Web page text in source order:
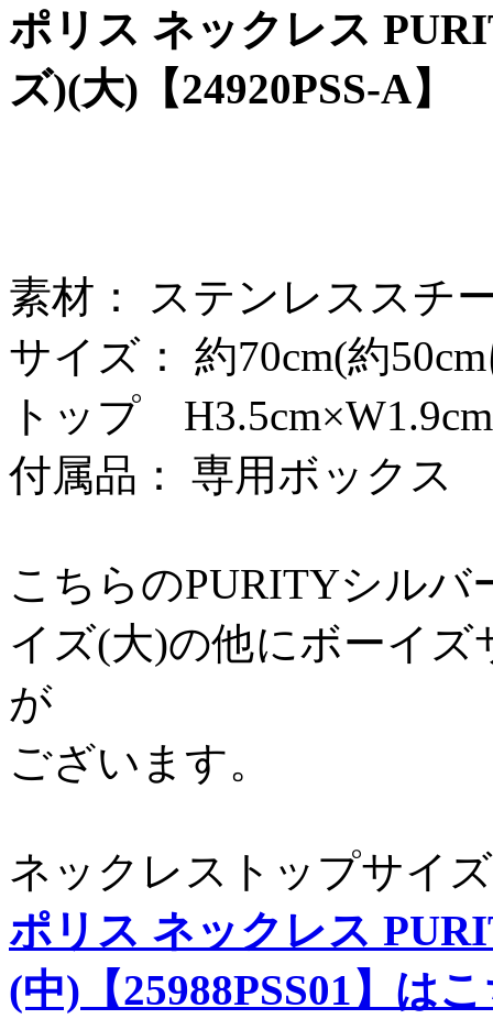
ポリス ネックレス
ズ)(大)【24920PSS-A】
素材： ステンレススチ
サイズ： 約70cm(約
トップ H3.5cm×W1.9cm
付属品： 専用ボックス
こちらのPURITYシル
イズ(大)の他にボーイ
が
ございます。
ネックレストップサイ
ポリス ネックレス
(中)【25988PSS01】 は